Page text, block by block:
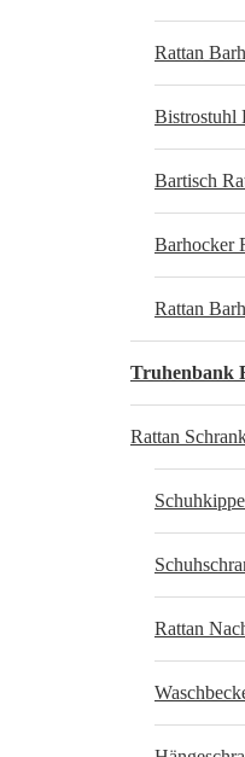
Rattan
Bistrostuhl
Bartisch
Barhocker
Rattan
Truhenbank
Rattan
Rattan